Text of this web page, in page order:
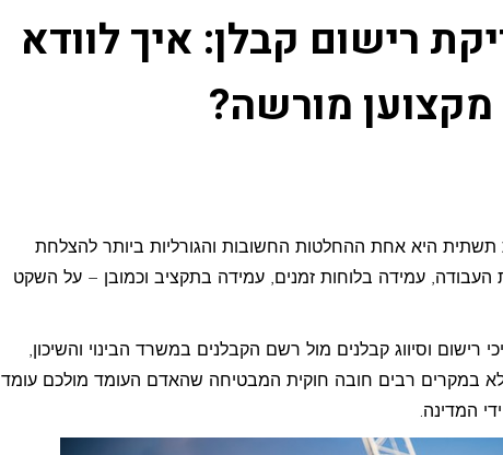
רישום קבלן: איך לוודא
מורשה?
תשתית היא אחת ההחלטות החשובות והגורליות ביותר להצלחת
עמידה בלוחות זמנים, עמידה בתקציב וכמובן – על השקט
רישום וסיווג קבלנים מול רשם הקבלנים במשרד הבינוי והשיכון,
במקרים רבים חובה חוקית המבטיחה שהאדם העומד מולכם עומד
המדינה.